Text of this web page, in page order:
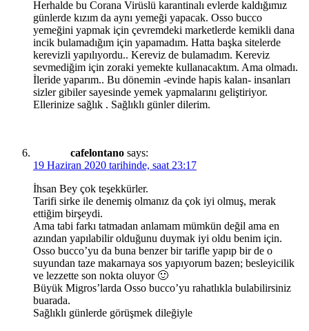
Herhalde bu Corana Virüslü karantinalı evlerde kaldığımız
günlerde kızım da aynı yemeği yapacak. Osso bucco
yemeğini yapmak için çevremdeki marketlerde kemikli dana
incik bulamadığım için yapamadım. Hatta başka sitelerde
kerevizli yapılıyordu.. Kereviz de bulamadım. Kereviz
sevmediğim için zoraki yemekte kullanacaktım. Ama olmadı.
İleride yaparım.. Bu dönemin -evinde hapis kalan- insanları
sizler gibiler sayesinde yemek yapmalarını geliştiriyor.
Ellerinize sağlık . Sağlıklı günler dilerim.
cafelontano says:
19 Haziran 2020 tarihinde, saat 23:17
İhsan Bey çok teşekkürler.
Tarifi sirke ile denemiş olmanız da çok iyi olmuş, merak
ettiğim birşeydi.
Ama tabi farkı tatmadan anlamam mümkün değil ama en
azından yapılabilir olduğunu duymak iyi oldu benim için.
Osso bucco’yu da buna benzer bir tarifle yapıp bir de o
suyundan taze makarnaya sos yapıyorum bazen; besleyicilik
ve lezzette son nokta oluyor 🙂
Büyük Migros’larda Osso bucco’yu rahatlıkla bulabilirsiniz
buarada.
Sağlıklı günlerde görüşmek dileğiyle